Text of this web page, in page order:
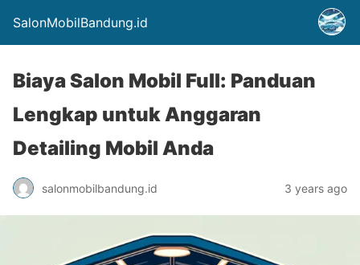
SalonMobilBandung.id
Biaya Salon Mobil Full: Panduan
Lengkap untuk Anggaran
Detailing Mobil Anda
salonmobilbandung.id 3 years ago